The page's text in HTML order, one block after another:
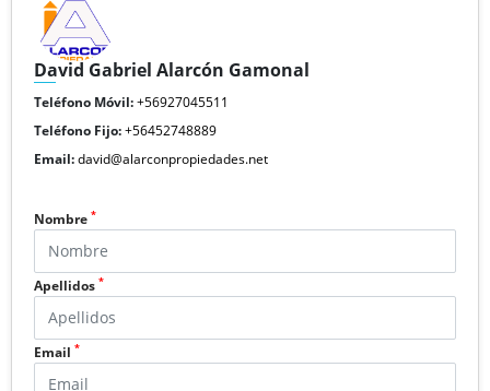
David Gabriel Alarcón Gamonal
Teléfono Móvil:+56927045511
Teléfono Fijo:+56452748889
Email:david@alarconpropiedades.net
Nombre *
Apellidos *
Email *